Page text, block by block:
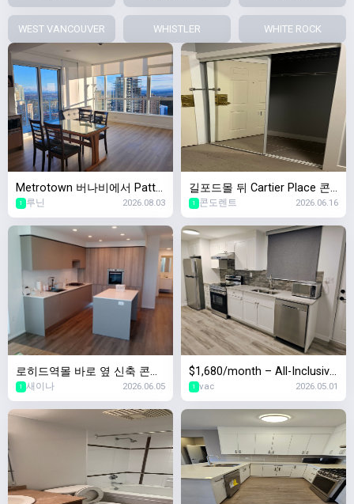
WEST VANCOUVER WHISTLER WHITE ROCK
Metrotown 버나비에서 Patte
rson 역앞 신축 콘도에서 두달
간 쉐어할 룸메 구합니다![여성
전용]
1 루닌 2026.08.03
길포드몰 뒤 Cartier Place 콘
도 렌트합니다
1 콘도렌트 2026.06.16
로히드역몰 바로 옆 신축 콘도!
8/1일 2베드 + 2베스 + 1덴 입
주자 찾습니다!
1 새이나 2026.06.05
$1,680/month – All-Inclusive
Large 1BR In-Law Suite (Lad
ner, Delta)
1 vac 2026.05.01